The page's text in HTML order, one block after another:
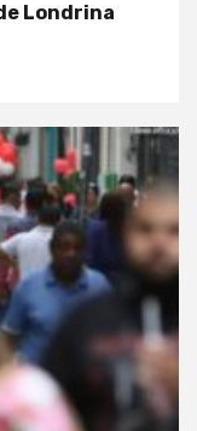
Londrina